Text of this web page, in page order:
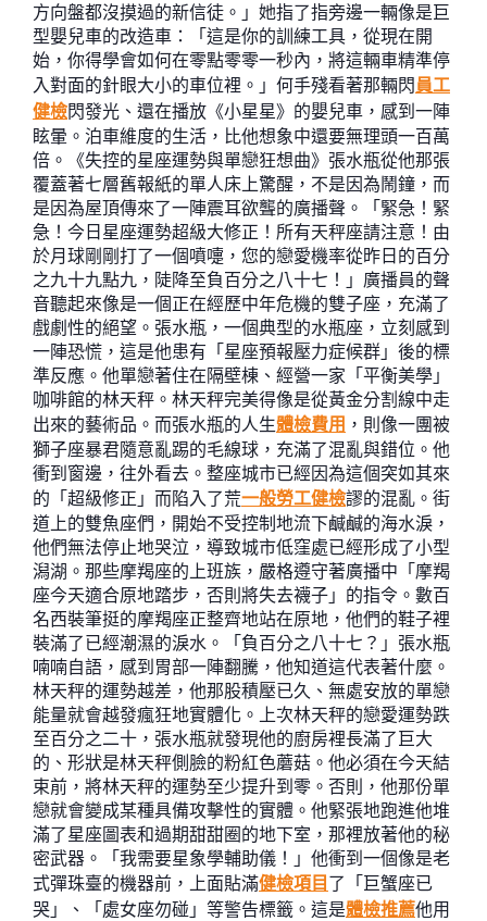
方向盤都沒摸過的新信徒。」她指了指旁邊一輛像是巨
型嬰兒車的改造車：「這是你的訓練工具，從現在開
始，你得學會如何在零點零零一秒內，將這輛車精準停
入對面的針眼大小的車位裡。」何手殘看著那輛閃 員工
健檢閃發光、還在播放《小星星》的嬰兒車，感到一陣
眩暈。泊車維度的生活，比他想象中還要無理頭一百萬
倍。《失控的星座運勢與單戀狂想曲》張水瓶從他那張
覆蓋著七層舊報紙的單人床上驚醒，不是因為鬧鐘，而
是因為屋頂傳來了一陣震耳欲聾的廣播聲。「緊急！緊
急！今日星座運勢超級大修正！所有天秤座請注意！由
於月球剛剛打了一個噴嚏，您的戀愛機率從昨日的百分
之九十九點九，陡降至負百分之八十七！」廣播員的聲
音聽起來像是一個正在經歷中年危機的雙子座，充滿了
戲劇性的絕望。張水瓶，一個典型的水瓶座，立刻感到
一陣恐慌，這是他患有「星座預報壓力症候群」後的標
準反應。他單戀著住在隔壁棟、經營一家「平衡美學」
咖啡館的林天秤。林天秤完美得像是從黃金分割線中走
出來的藝術品。而張水瓶的人生體檢費用 ，則像一團被
獅子座暴君隨意亂踢的毛線球，充滿了混亂與錯位。他
衝到窗邊，往外看去。整座城市已經因為這個突如其來
的「超級修正」而陷入了荒一般勞工健檢謬的混亂。街
道上的雙魚座們，開始不受控制地流下鹹鹹的海水淚，
他們無法停止地哭泣，導致城市低窪處已經形成了小型
潟湖。那些摩羯座的上班族，嚴格遵守著廣播中「摩羯
座今天適合原地踏步，否則將失去襪子」的指令。數百
名西裝筆挺的摩羯座正整齊地站在原地，他們的鞋子裡
裝滿了已經潮濕的淚水。「負百分之八十七？」張水瓶
喃喃自語，感到胃部一陣翻騰，他知道這代表著什麼。
林天秤的運勢越差，他那股積壓已久、無處安放的單戀
能量就會越發瘋狂地實體化。上次林天秤的戀愛運勢跌
至百分之二十，張水瓶就發現他的廚房裡長滿了巨大
的、形狀是林天秤側臉的粉紅色蘑菇。他必須在今天結
束前，將林天秤的運勢至少提升到零。否則，他那份單
戀就會變成某種具備攻擊性的實體。他緊張地跑進他堆
滿了星座圖表和過期甜甜圈的地下室，那裡放著他的秘
密武器。「我需要星象學輔助儀！」他衝到一個像是老
式彈珠臺的機器前，上面貼滿健檢項目 了「巨蟹座已
哭」、「處女座勿碰」等警告標籤。這是體檢推薦他用